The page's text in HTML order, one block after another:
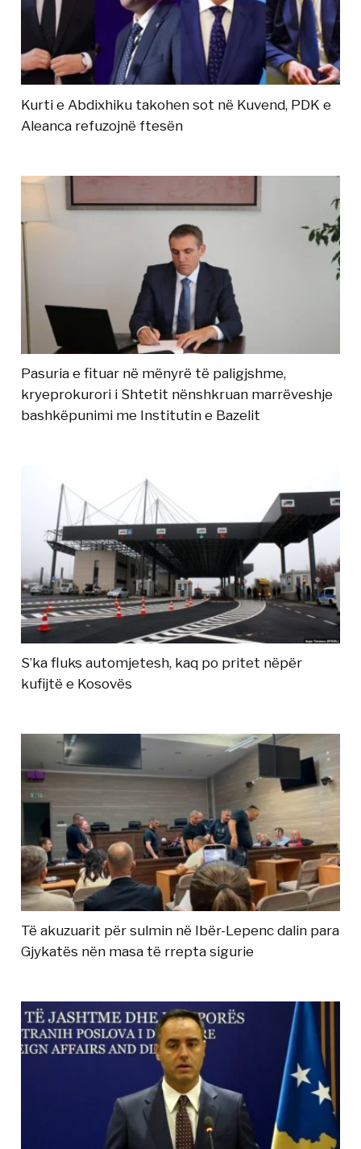
Kurti e Abdixhiku takohen sot në Kuvend, PDK e
Aleanca refuzojnë ftesën
Pasuria e fituar në mënyrë të paligjshme,
kryeprokurori i Shtetit nënshkruan marrëveshje
bashkëpunimi me Institutin e Bazelit
S’ka fluks automjetesh, kaq po pritet nëpër
kufijtë e Kosovës
Të akuzuarit për sulmin në Ibër-Lepenc dalin para
Gjykatës nën masa të rrepta sigurie